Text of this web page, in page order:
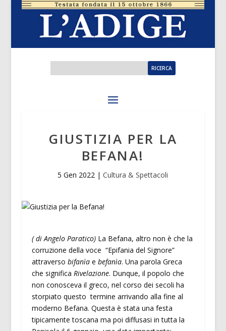
GIUSTIZIA PER LA
BEFANA!
5 Gen 2022 |Cultura & Spettacoli
( di Angelo Paratico)La Befana, altro non è che la
corruzione della voce “Epifania del Signore”
attraverso bifanìa e befanìa. Una parola Greca
che significa Rivelazione. Dunque, il popolo che
non conosceva il greco, nel corso dei secoli ha
storpiato questo termine arrivando alla fine al
moderno Befana. Questa è stata una festa
tipicamente toscana ma poi diffusasi in tutta la